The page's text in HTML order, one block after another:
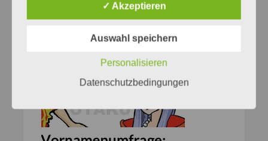
✓ Akzeptieren
Auswahl speichern
Personalisieren
Datenschutzbedingungen